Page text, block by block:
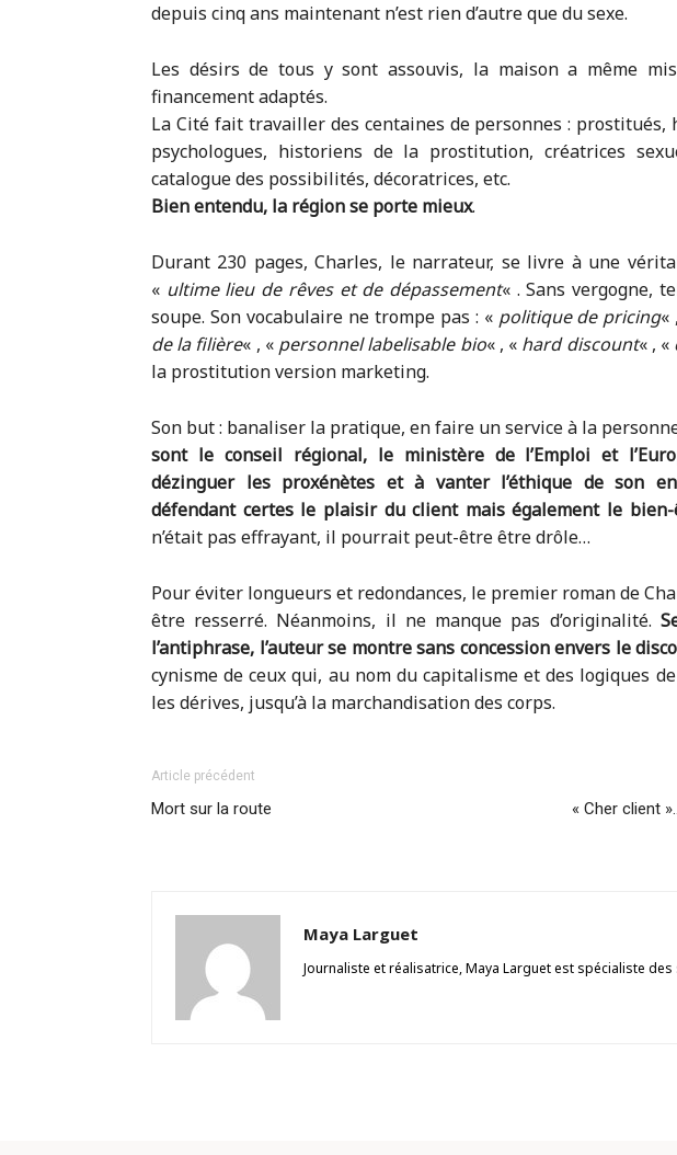
depuis cinq ans maintenant n’est rien d’autre que du sexe.
Les désirs de tous y sont assouvis, la maison a même
financement adaptés.
La Cité fait travailler des centaines de personnes : prostitués,
psychologues, historiens de la prostitution, créatrices
catalogue des possibilités, décoratrices, etc.
Bien entendu, la région se porte mieux.
Durant 230 pages, Charles, le narrateur, se livre à une
« ultime lieu de rêves et de dépassement« . Sans vergogne,
soupe. Son vocabulaire ne trompe pas : « politique de pricing«
de la filière« , « personnel labelisable bio« , « hard discount« , «
la prostitution version marketing.
Son but : banaliser la pratique, en faire un service à la
sont le conseil régional, le ministère de l’Emploi et
dézinguer les proxénètes et à vanter l’éthique de son
défendant certes le plaisir du client mais également le
n’était pas effrayant, il pourrait peut-être être drôle…
Pour éviter longueurs et redondances, le premier roman de
être resserré. Néanmoins, il ne manque pas d’originalité.
l’antiphrase, l’auteur se montre sans concession envers le
cynisme de ceux qui, au nom du capitalisme et des logiques
les dérives, jusqu’à la marchandisation des corps.
Article précédent
Mort sur la route
« Cher client
Maya Larguet
Journaliste et réalisatrice, Maya Larguet est spécialiste